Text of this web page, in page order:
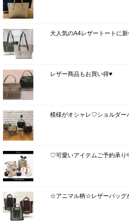
大人気のA4レザートートに
レザー商品もお買い得♥
模様がオシャレ♡ショルダー
♡可愛いアイテムご予約承
☆アニマル柄☆レザーバッグ